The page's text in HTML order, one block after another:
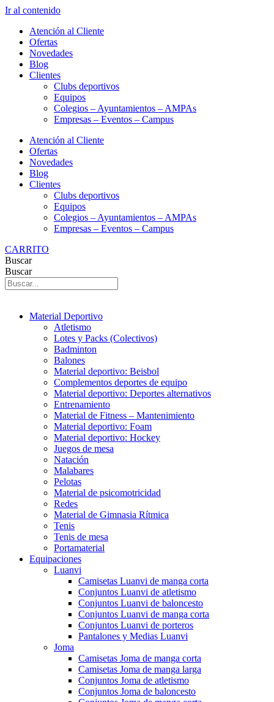
Ir al contenido
Atención al Cliente
Ofertas
Novedades
Blog
Clientes
Clubs deportivos
Equipos
Colegios – Ayuntamientos – AMPAs
Empresas – Eventos – Campus
Atención al Cliente
Ofertas
Novedades
Blog
Clientes
Clubs deportivos
Equipos
Colegios – Ayuntamientos – AMPAs
Empresas – Eventos – Campus
CARRITO
Buscar
Buscar
Material Deportivo
Atletismo
Lotes y Packs (Colectivos)
Badminton
Balones
Material deportivo: Beisbol
Complementos deportes de equipo
Material deportivo: Deportes alternativos
Entrenamiento
Material de Fitness – Mantenimiento
Material deportivo: Foam
Material deportivo: Hockey
Juegos de mesa
Natación
Malabares
Pelotas
Material de psicomotricidad
Redes
Material de Gimnasia Rítmica
Tenis
Tenis de mesa
Portamaterial
Equipaciones
Luanvi
Camisetas Luanvi de manga corta
Conjuntos Luanvi de atletismo
Conjuntos Luanvi de baloncesto
Conjuntos Luanvi de manga corta
Conjuntos Luanvi de porteros
Pantalones y Medias Luanvi
Joma
Camisetas Joma de manga corta
Camisetas Joma de manga larga
Conjuntos Joma de atletismo
Conjuntos Joma de baloncesto